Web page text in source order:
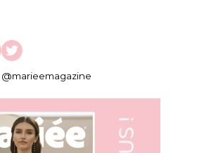
@marieemagazine